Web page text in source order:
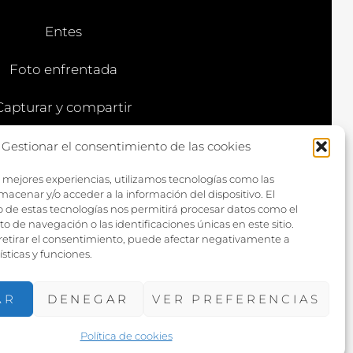
Gestionar el consentimiento de las cookies
mejores experiencias, utilizamos tecnologías como las
y/o acceder a la información del dispositivo. El
estas tecnologías nos permitirá procesar datos como el
de navegación o las identificaciones únicas en este sitio.
el consentimiento, puede afectar negativamente a
y funciones.
DENEGAR VER PREFERENCIAS
Política de cookies
Entes
Foto enfrentada
y compartir
Vía larga
PORCATCH THEMES